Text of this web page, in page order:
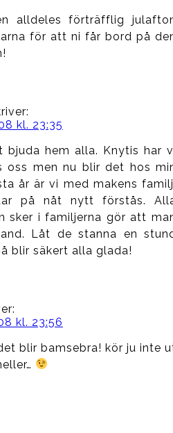
alldeles förträfflig
för att ni får bord på
kl. 23:35
bjuda hem alla. Knytis har
oss men nu blir det hos
år är vi med makens
på nåt nytt förstås.
sker i familjerna gör att
Låt de stanna en
blir säkert alla glada!
kl. 23:56
blir bamsebra! kör ju inte